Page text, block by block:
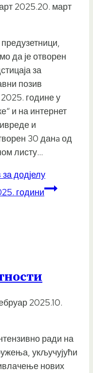
2025.20. март
да је отворен
за
позив
године у
и на интернет
и
30 данa од
листу…
додјелу
години
2025.10.
ради на
укључујући
нових